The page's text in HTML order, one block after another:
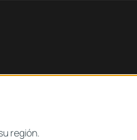
Centro
región.